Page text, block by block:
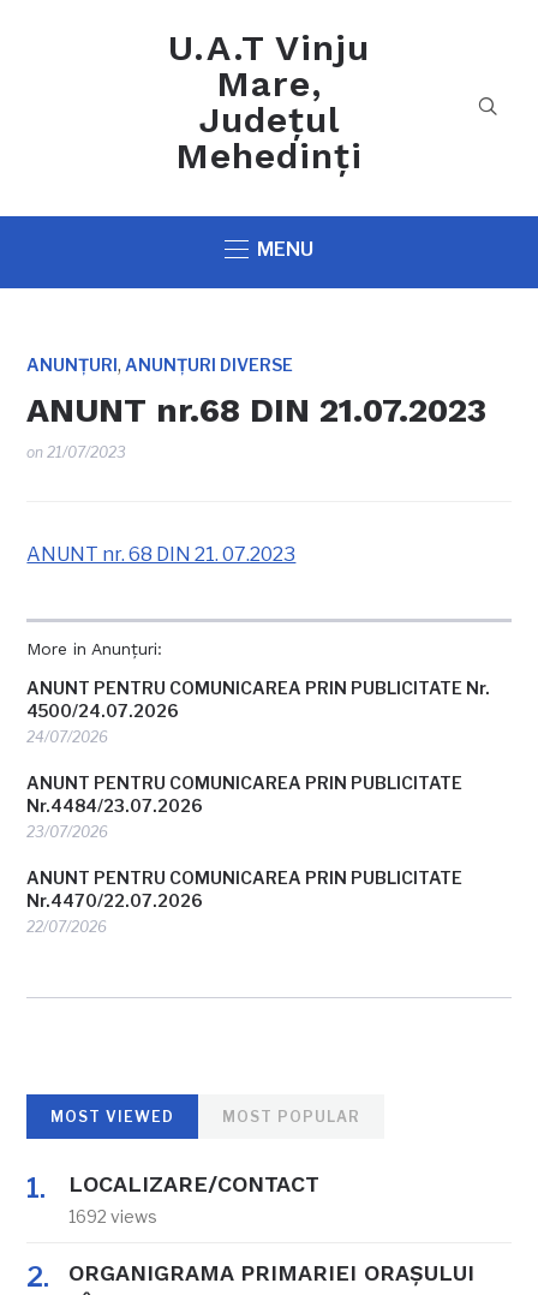
U.A.T Vinju
Mare,
Județul
Mehedinți
MENU
ANUNȚURI,ANUNȚURI DIVERSE
ANUNT nr.68 DIN 21.07.2023
on21/07/2023
More in Anunțuri:
ANUNT PENTRU COMUNICAREA PRIN PUBLICITATE Nr.
4500/24.07.2026
24/07/2026
ANUNT PENTRU COMUNICAREA PRIN PUBLICITATE
Nr.4484/23.07.2026
23/07/2026
ANUNT PENTRU COMUNICAREA PRIN PUBLICITATE
Nr.4470/22.07.2026
22/07/2026
ANUNT nr. 68 DIN 21. 07.2023
MOST VIEWED MOST POPULAR
LOCALIZARE/CONTACT
1692 views
ORGANIGRAMA PRIMARIEI ORAŞULUI